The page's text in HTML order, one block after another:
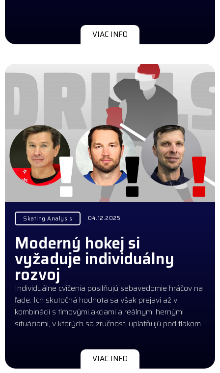
VIAC INFO
Skating Analysis 04.12.2025
Moderný hokej si
vyžaduje individuálny
rozvoj
Individuálne cvičenia posilňujú sebavedomie hráčov na
ľade. Ich skutočná hodnota sa však prejaví až v
kombinácii s tímovými akciami a reálnymi hernými
situáciami, v ktorých sa zručnosti uplatňujú pod tlakom…
VIAC INFO